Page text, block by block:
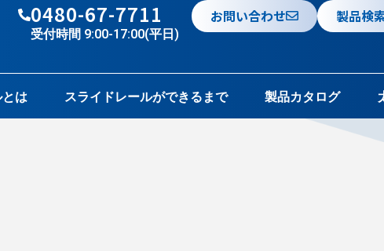
0480-67-7711
受付時間 9:00-17:00(平日)
お問い合わせ 製品検
は スライドレールができるまで 製品カタログ